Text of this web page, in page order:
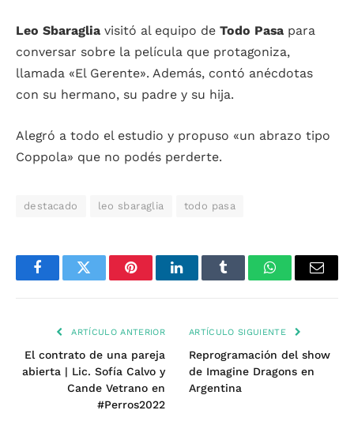
Leo Sbaraglia visitó al equipo de Todo Pasa para
conversar sobre la película que protagoniza,
llamada «El Gerente». Además, contó anécdotas
con su hermano, su padre y su hija.
Alegró a todo el estudio y propuso «un abrazo tipo
Coppola» que no podés perderte.
destacado leo sbaraglia todo pasa
FacebookTwitter PinterestLinkedInTumblr WhatsAppEmail
ARTÍCULO ANTERIOR
El contrato de una pareja
abierta | Lic. Sofía Calvo y
Cande Vetrano en
#Perros2022
ARTÍCULO SIGUIENTE
Reprogramación del show
de Imagine Dragons en
Argentina